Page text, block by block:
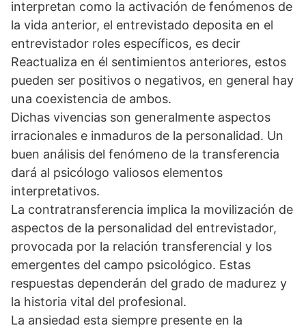
interpretan como la activación de fenómenos de
la vida anterior, el entrevistado deposita en el
entrevistador roles específicos, es decir
Reactualiza en él sentimientos anteriores, estos
pueden ser positivos o negativos, en general hay
una coexistencia de ambos.
Dichas vivencias son generalmente aspectos
irracionales e inmaduros de la personalidad. Un
buen análisis del fenómeno de la transferencia
dará al psicólogo valiosos elementos
interpretativos.
La contratransferencia implica la movilización de
aspectos de la personalidad del entrevistador,
provocada por la relación transferencial y los
emergentes del campo psicológico. Estas
respuestas dependerán del grado de madurez y
la historia vital del profesional.
La ansiedad esta siempre presente en la